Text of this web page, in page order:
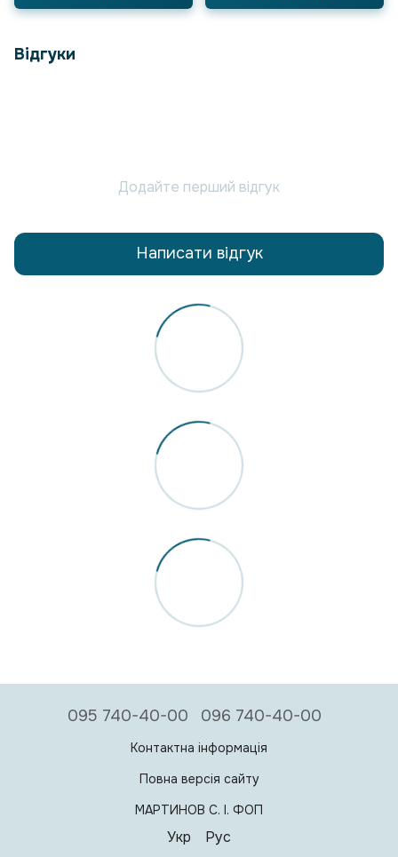
Відгуки
Додайте перший відгук
Написати відгук
095 740-40-00 096 740-40-00
Контактна інформація
Повна версія сайту
МАРТИНОВ С. I. ФОП
Укр Рус